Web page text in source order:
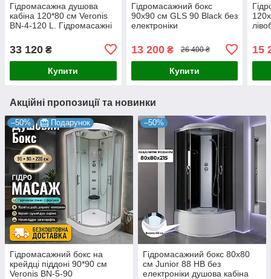
Гідромасажна душова
кабіна 120*80 см Veronis
BN-4-120 L. Гідромасажні
33 120 ₴
Купити
Гідромасажний бокс
90х90 см GLS 90 Black без
електроніки
13 200₴ 26 400 ₴
Купити
15
Акційні пропозиції та новинки
–50% Подарунок
Гідромасажний бокс на
крейдці піддоні 90*90 см
Veronis BN-5-90
–50%
Гідромасажний бокс 80x80
см Junior 88 HB без
електроніки душова кабіна